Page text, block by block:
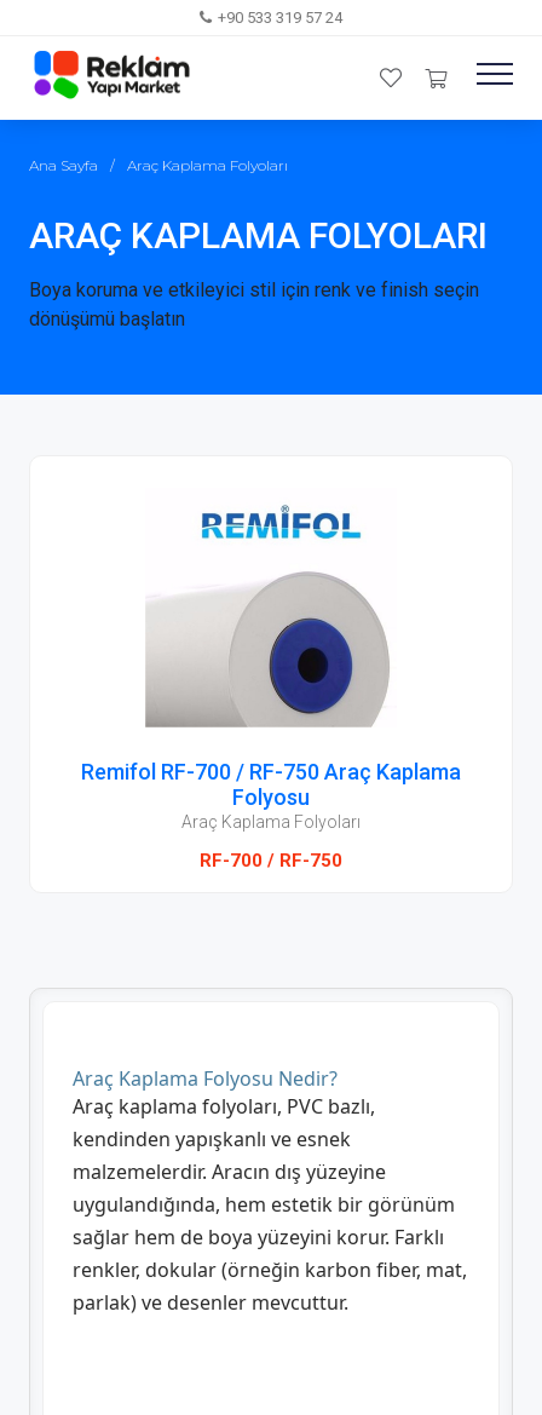
+90 533 319 57 24
Ana Sayfa / Araç Kaplama Folyoları
ARAÇ KAPLAMA FOLYOLARI
Boya koruma ve etkileyici stil için renk ve finish seçin
dönüşümü başlatın
Remifol RF-700 / RF-750 Araç Kaplama
Folyosu
Araç Kaplama Folyoları
RF-700 / RF-750
Araç Kaplama Folyosu Nedir?
Araç kaplama folyoları, PVC bazlı,
kendinden yapışkanlı ve esnek
malzemelerdir. Aracın dış yüzeyine
uygulandığında, hem estetik bir görünüm
sağlar hem de boya yüzeyini korur. Farklı
renkler, dokular (örneğin karbon fiber, mat,
parlak) ve desenler mevcuttur.